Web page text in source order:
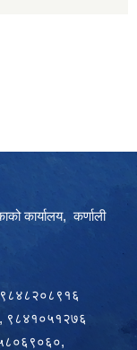
कार्यालय, कर्णाली
९८४८२०८९१६
९८४१०५१२७६